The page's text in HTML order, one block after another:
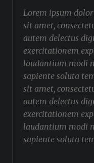
Lorem ipsum
sit amet,
autem delectus
exercitationem
laudantium modi
sapiente soluta
sit amet,
autem delectus
exercitationem
laudantium modi
sapiente soluta